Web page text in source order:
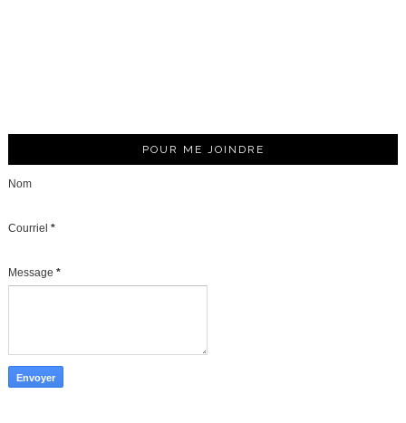
POUR ME JOINDRE
Nom
Courriel *
Message *